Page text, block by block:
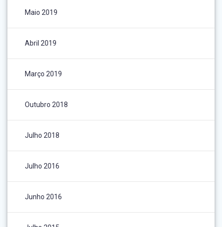
Maio 2019
Abril 2019
Março 2019
Outubro 2018
Julho 2018
Julho 2016
Junho 2016